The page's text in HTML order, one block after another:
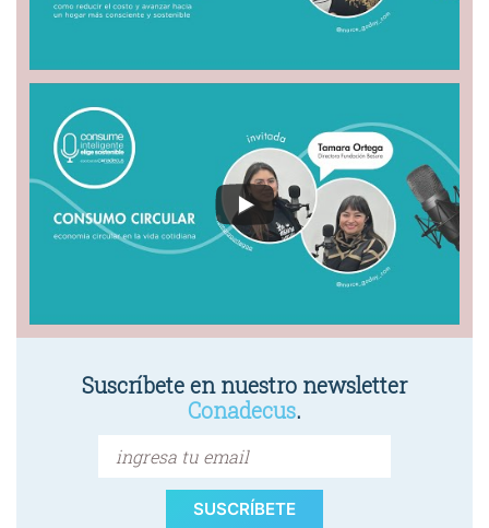
Suscríbete en nuestro newsletter
Conadecus.
SUSCRÍBETE